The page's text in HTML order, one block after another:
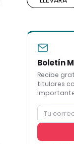
Boletín
Recibe
titulares